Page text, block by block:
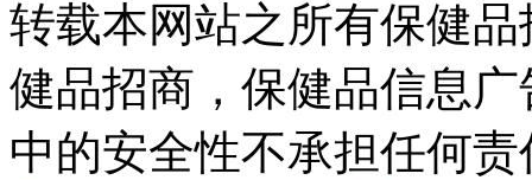
转载本网站之所有保健
健品招商，保健品信息
中的安全性不承担任何